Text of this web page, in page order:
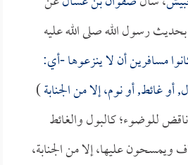
رسول الله صلى الله عليه
مسافرين أن لا ينزعوها -أي:
أو غائط, أو نوم، إلا من الجنابة)
للوضوء؛ كالبول والغائط
ويمسحون عليها، إلا من الجنابة،